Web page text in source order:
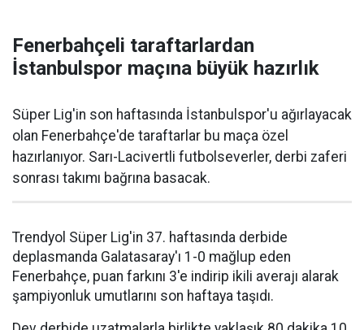
Fenerbahçeli taraftarlardan
İstanbulspor maçına büyük hazırlık
Süper Lig'in son haftasında İstanbulspor'u ağırlayacak
olan Fenerbahçe'de taraftarlar bu maça özel
hazırlanıyor. Sarı-Lacivertli futbolseverler, derbi zaferi
sonrası takımı bağrına basacak.
Trendyol Süper Lig'in 37. haftasında derbide
deplasmanda Galatasaray'ı 1-0 mağlup eden
Fenerbahçe, puan farkını 3'e indirip ikili averajı alarak
şampiyonluk umutlarını son haftaya taşıdı.